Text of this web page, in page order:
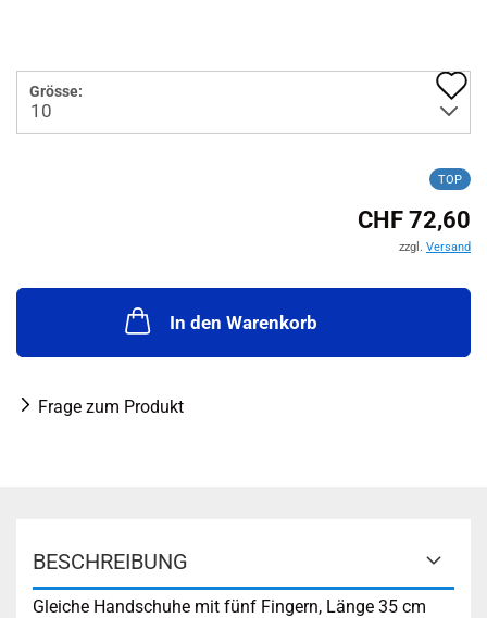
Grösse:
TOP
CHF 72,60
zzgl. Versand
In den Warenkorb
Frage zum Produkt
BESCHREIBUNG
Gleiche Handschuhe mit fünf Fingern, Länge 35 cm